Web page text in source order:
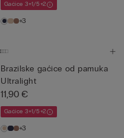
Gaćice 3+1/5+2
+3
Brazilske gaćice od pamuka
Ultralight
11,90 €
Gaćice 3+1/5+2
+3